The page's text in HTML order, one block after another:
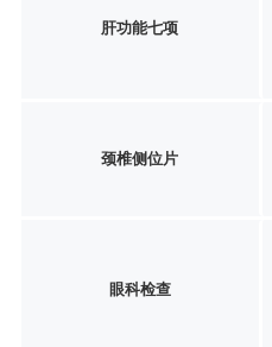
肝功能七项
颈椎侧位片
眼科检查